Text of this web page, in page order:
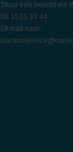
Stuur een bericht via
06 1515 33 44
Of mail naar: